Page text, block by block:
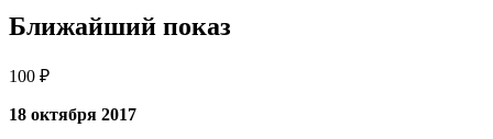
Ближайший показ
100 ₽
18 октября 2017